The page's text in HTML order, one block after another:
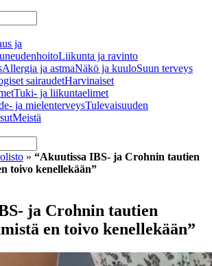
ja
Liikunta ja ravinto
Allergia ja astmaNäkö ja kuuloSuun terveys
sairaudetHarvinaiset
Tuki- ja liikuntaelimet
ja mielenterveysTulevaisuuden
Meistä
» “Akuutissa IBS- ja Crohnin tautien
toivo kenellekään”
ja Crohnin tautien
en toivo kenellekään”